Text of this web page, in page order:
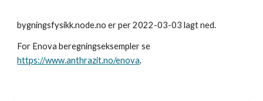
bygningsfysikk.node.no er per 2022-03-03 lagt ned.
https://www.anthrazit.no/enova.